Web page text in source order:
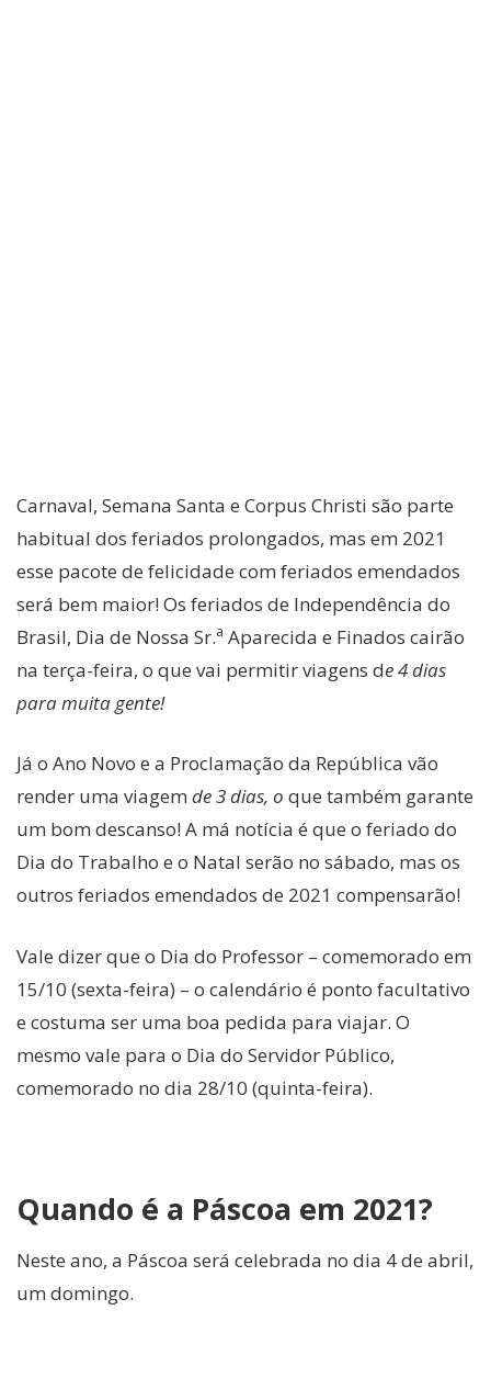
Carnaval, Semana Santa e Corpus Christi são parte
habitual dos feriados prolongados, mas em 2021
esse pacote de felicidade com feriados emendados
será bem maior! Os feriados de Independência do
Brasil, Dia de Nossa Sr.a Aparecida e Finados cairão
na terça-feira, o que vai permitir viagens de 4 dias
para muita gente!
Já o Ano Novo e a Proclamação da República vão
render uma viagem de 3 dias, o que também garante
um bom descanso! A má notícia é que o feriado do
Dia do Trabalho e o Natal serão no sábado, mas os
outros feriados emendados de 2021 compensarão!
Vale dizer que o Dia do Professor – comemorado em
15/10 (sexta-feira) – o calendário é ponto facultativo
e costuma ser uma boa pedida para viajar. O
mesmo vale para o Dia do Servidor Público,
comemorado no dia 28/10 (quinta-feira).
Quando é a Páscoa em 2021?
Neste ano, a Páscoa será celebrada no dia 4 de abril,
um domingo.